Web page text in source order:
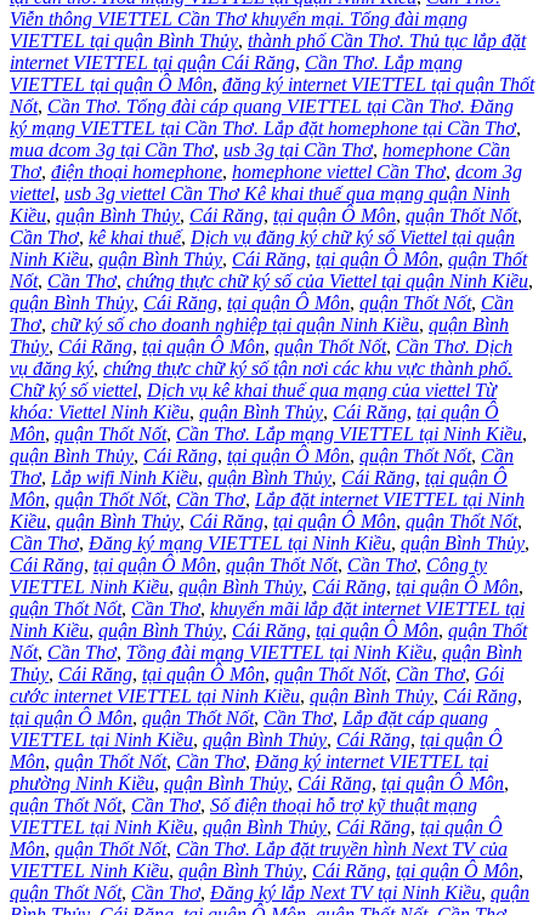
Viễn thông VIETTEL Cần Thơ khuyến mại. Tổng đài mạng
VIETTEL tại quận Bình Thủy, thành phố Cần Thơ. Thủ tục lắp đặt
internet VIETTEL tại quận Cái Răng, Cần Thơ. Lắp mạng
VIETTEL tại quận Ô Môn, đăng ký internet VIETTEL tại quận Thốt
Nốt, Cần Thơ. Tổng đài cáp quang VIETTEL tại Cần Thơ. Đăng
ký mạng VIETTEL tại Cần Thơ. Lắp đặt homephone tại Cần Thơ,
mua dcom 3g tại Cần Thơ, usb 3g tại Cần Thơ, homephone Cần
Thơ, điện thoại homephone, homephone viettel Cần Thơ, dcom 3g
viettel, usb 3g viettel Cần Thơ Kê khai thuế qua mạng quận Ninh
Kiều, quận Bình Thủy, Cái Răng, tại quận Ô Môn, quận Thốt Nốt,
Cần Thơ, kê khai thuế, Dịch vụ đăng ký chữ ký số Viettel tại quận
Ninh Kiều, quận Bình Thủy, Cái Răng, tại quận Ô Môn, quận Thốt
Nốt, Cần Thơ, chứng thực chữ ký số của Viettel tại quận Ninh Kiều,
quận Bình Thủy, Cái Răng, tại quận Ô Môn, quận Thốt Nốt, Cần
Thơ, chữ ký số cho doanh nghiệp tại quận Ninh Kiều, quận Bình
Thủy, Cái Răng, tại quận Ô Môn, quận Thốt Nốt, Cần Thơ. Dịch
vụ đăng ký, chứng thực chữ ký số tận nơi các khu vực thành phố.
Chữ ký số viettel, Dịch vụ kê khai thuế qua mạng của viettel Từ
khóa: Viettel Ninh Kiều, quận Bình Thủy, Cái Răng, tại quận Ô
Môn, quận Thốt Nốt, Cần Thơ. Lắp mạng VIETTEL tại Ninh Kiều,
quận Bình Thủy, Cái Răng, tại quận Ô Môn, quận Thốt Nốt, Cần
Thơ, Lắp wifi Ninh Kiều, quận Bình Thủy, Cái Răng, tại quận Ô
Môn, quận Thốt Nốt, Cần Thơ, Lắp đặt internet VIETTEL tại Ninh
Kiều, quận Bình Thủy, Cái Răng, tại quận Ô Môn, quận Thốt Nốt,
Cần Thơ, Đăng ký mạng VIETTEL tại Ninh Kiều, quận Bình Thủy,
Cái Răng, tại quận Ô Môn, quận Thốt Nốt, Cần Thơ, Công ty
VIETTEL Ninh Kiều, quận Bình Thủy, Cái Răng, tại quận Ô Môn,
quận Thốt Nốt, Cần Thơ, khuyến mãi lắp đặt internet VIETTEL tại
Ninh Kiều, quận Bình Thủy, Cái Răng, tại quận Ô Môn, quận Thốt
Nốt, Cần Thơ, Tồng đài mạng VIETTEL tại Ninh Kiều, quận Bình
Thủy, Cái Răng, tại quận Ô Môn, quận Thốt Nốt, Cần Thơ, Gói
cước internet VIETTEL tại Ninh Kiều, quận Bình Thủy, Cái Răng,
tại quận Ô Môn, quận Thốt Nốt, Cần Thơ, Lắp đặt cáp quang
VIETTEL tại Ninh Kiều, quận Bình Thủy, Cái Răng, tại quận Ô
Môn, quận Thốt Nốt, Cần Thơ, Đăng ký internet VIETTEL tại
phường Ninh Kiều, quận Bình Thủy, Cái Răng, tại quận Ô Môn,
quận Thốt Nốt, Cần Thơ, Số điện thoại hỗ trợ kỹ thuật mạng
VIETTEL tại Ninh Kiều, quận Bình Thủy, Cái Răng, tại quận Ô
Môn, quận Thốt Nốt, Cần Thơ. Lắp đặt truyền hình Next TV của
VIETTEL Ninh Kiều, quận Bình Thủy, Cái Răng, tại quận Ô Môn,
quận Thốt Nốt, Cần Thơ, Đăng ký lắp Next TV tại Ninh Kiều, quận